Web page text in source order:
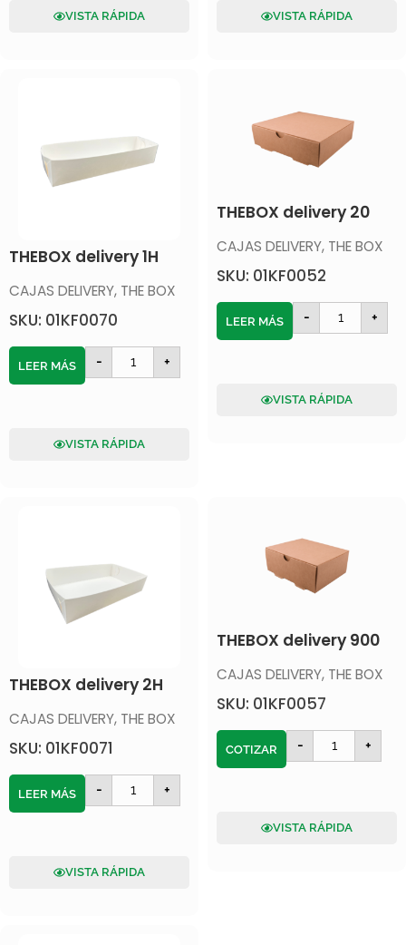
VISTA RÁPIDA VISTA RÁPIDA
THEBOX delivery 1H
CAJAS DELIVERY, THE BOX
SKU: 01KF0070
- +
LEER MÁS
VISTA RÁPIDA
THEBOX delivery 20
CAJAS DELIVERY, THE BOX
SKU: 01KF0052
- +
LEER MÁS
VISTA RÁPIDA
THEBOX delivery 2H
CAJAS DELIVERY, THE BOX
SKU: 01KF0071
- +
LEER MÁS
VISTA RÁPIDA
THEBOX delivery 900
CAJAS DELIVERY, THE BOX
SKU: 01KF0057
- +
COTIZAR
VISTA RÁPIDA